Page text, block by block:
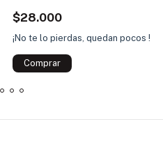
$28.000
¡No te lo pierdas, quedan pocos !